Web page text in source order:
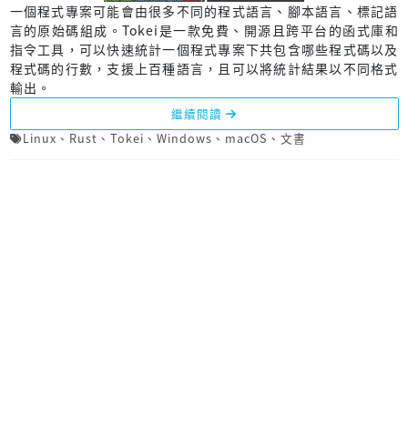
一個程式專案可能會由很多不同的程式語言、腳本語言、標記語
言的原始碼組成。Tokei是一款免費、開源且跨平台的函式庫和
指令工具，可以快速統計一個程式專案下共包含哪些程式碼以及
程式碼的行數，支援上百種語言，且可以將統計結果以不同格式
輸出。
繼續閱讀
Linux 、 Rust 、 Tokei 、 Windows 、 macOS 、 文書